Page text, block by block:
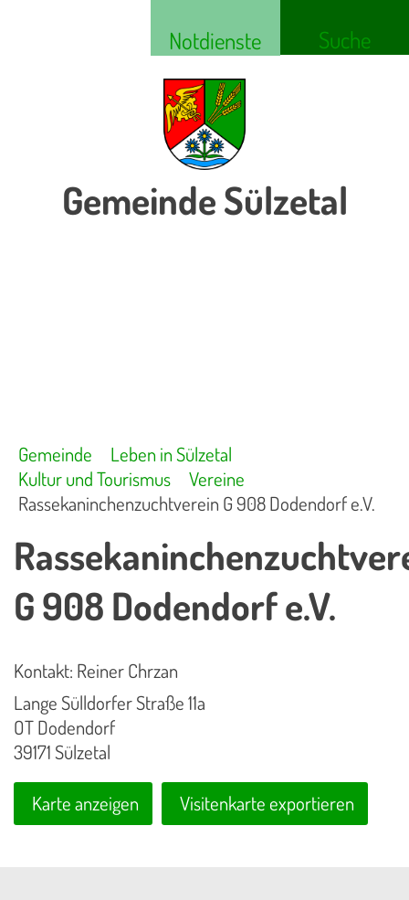
Notdienste Suche
Gemeinde Sülzetal
Gemeinde
Leben in Sülzetal
Kultur und Tourismus
Vereine
Rassekaninchenzuchtverein G 908 Dodendorf e.V.
G 908 Dodendorf e.V.
Kontakt: Reiner Chrzan
Lange Sülldorfer Straße 11a
OT Dodendorf
39171 Sülzetal
Karte anzeigen Visitenkarte exportieren